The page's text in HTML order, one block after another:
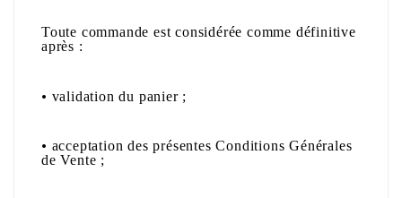
Toute commande est considérée comme définitive
après :
• validation du panier ;
• acceptation des présentes Conditions Générales
de Vente ;